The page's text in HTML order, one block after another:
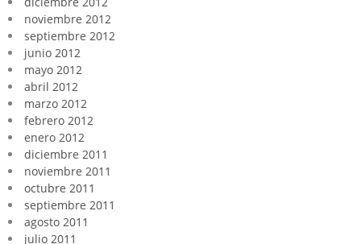
noviembre 2012
septiembre 2012
junio 2012
mayo 2012
abril 2012
marzo 2012
febrero 2012
enero 2012
diciembre 2011
noviembre 2011
octubre 2011
septiembre 2011
agosto 2011
julio 2011